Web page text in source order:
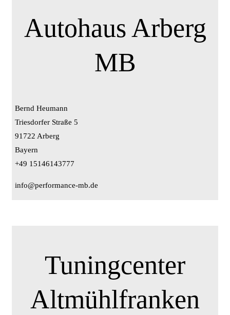
Autohaus Arberg
MB
Bernd Heumann
Triesdorfer Straße 5
91722 Arberg
Bayern
+49 15146143777
info@performance-mb.de
Tuningcenter
Altmühlfranken